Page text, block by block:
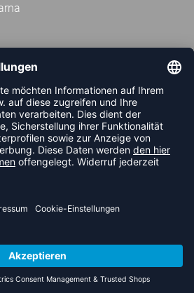
KOSTENLOSEN
UND VERPASSE KEINE
MEHR.
ANMELDEN